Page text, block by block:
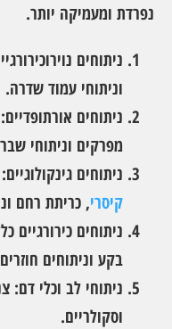
נפרדת ומעמיקה יותר.
ניתוחים
וניתוחי עמוד שדרה.
ניתוחים
מפרקים וניתוחי
ניתוחים
קיסרי, כריתת רחם
ניתוחים כירורגיים
בקע וניתוחים
ניתוחי לב וכלי דם:
וסקולריים.